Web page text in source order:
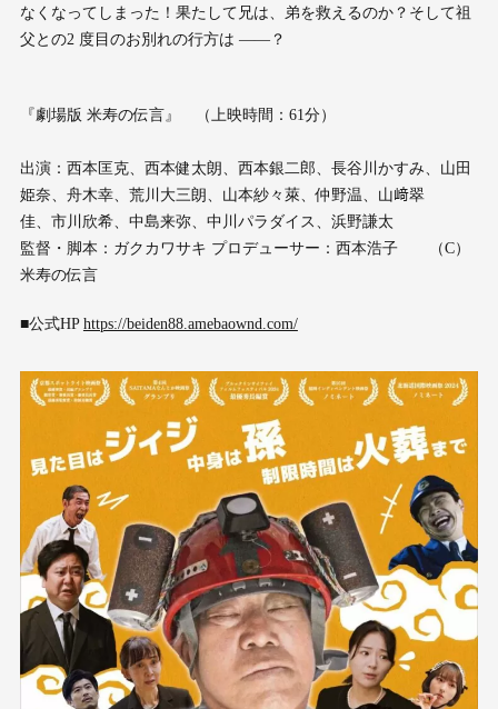
なくなってしまった！果たして兄は、弟を救えるのか？そして祖
父との2 度目のお別れの行方は ――？
『劇場版 米寿の伝言』 （上映時間：61分）
出演：西本匡克、西本健太朗、西本銀二郎、長谷川かすみ、山田
姫奈、舟木幸、荒川大三朗、山本紗々萊、仲野温、山﨑翠
佳、市川欣希、中島来弥、中川パラダイス、浜野謙太
監督・脚本：ガクカワサキ プロデューサー：西本浩子 （C）
米寿の伝言
■公式HP https://beiden88.amebaownd.com/